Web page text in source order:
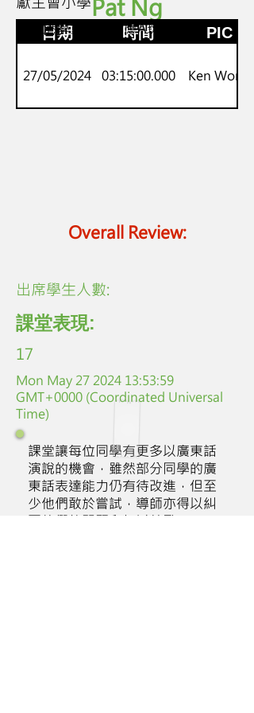
Pat Ng
日期 時間 PIC
27/05/2024 03:15:00.000 Ken Wong
Overall Review:
P.1-P.3
新來港學童中文適應A班
​出席學生人數:
課堂表現:
17
Mon May 27 2024 13:53:59
GMT+0000 (Coordinated Universal
Time)
課堂讓每位同學有更多以廣東話
演說的機會，雖然部分同學的廣
東話表達能力仍有待改進，但至
少他們敢於嘗試，導師亦得以糾
正他們的問題和加以鼓勵。